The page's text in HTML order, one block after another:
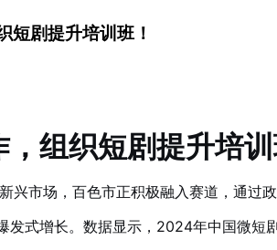
短剧提升培训班！
组织短剧提升培训
市场，百色市正积极融入赛道，通过
发式增长。数据显示，2024年中国微